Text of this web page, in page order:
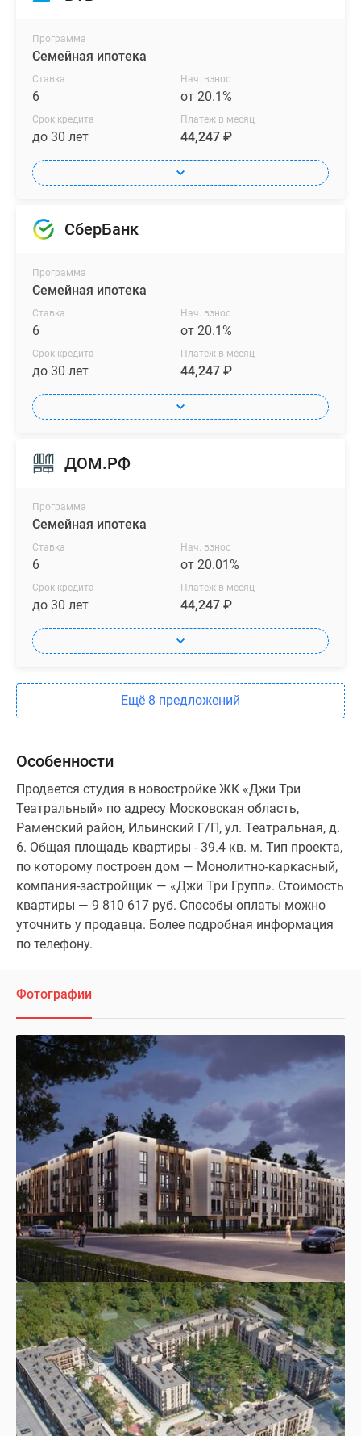
Программа
Семейная ипотека
Ставка
6
Нач. взнос
от 20.1%
Срок кредита
до 30 лет
Платеж в месяц
44,247 ₽
СберБанк
Программа
Семейная ипотека
Ставка
6
Нач. взнос
от 20.1%
Срок кредита
до 30 лет
Платеж в месяц
44,247 ₽
ДОМ.РФ
Программа
Семейная ипотека
Ставка
6
Нач. взнос
от 20.01%
Срок кредита
до 30 лет
Платеж в месяц
44,247 ₽
Ещё 8 предложений
Особенности
Продается студия в новостройке ЖК «Джи Три
Театральный» по адресу Московская область,
Раменский район, Ильинский Г/П, ул. Театральная, д.
6. Общая площадь квартиры - 39.4 кв. м. Тип проекта,
по которому построен дом — Монолитно-каркасный,
компания-застройщик — «Джи Три Групп». Стоимость
квартиры — 9 810 617 руб. Способы оплаты можно
уточнить у продавца. Более подробная информация
по телефону.
Фотографии